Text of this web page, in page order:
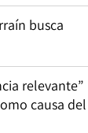
busca
relevante”
causa del